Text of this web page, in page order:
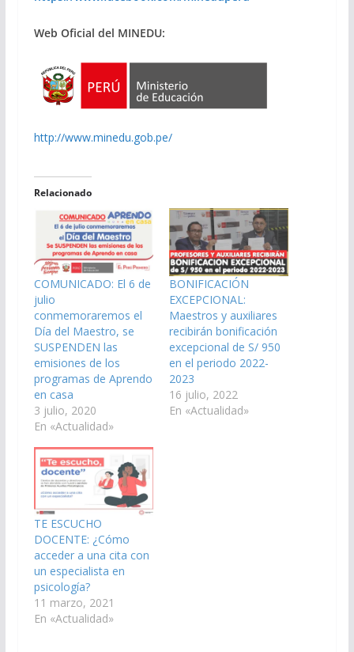
Web Oficial del MINEDU:
http://www.minedu.gob.pe/
Relacionado
COMUNICADO: El 6 de
julio
conmemoraremos el
Día del Maestro, se
SUSPENDEN las
emisiones de los
programas de Aprendo
en casa
3 julio, 2020
En «Actualidad»
BONIFICACIÓN
EXCEPCIONAL:
Maestros y auxiliares
recibirán bonificación
excepcional de S/ 950
en el periodo 2022-
2023
16 julio, 2022
En «Actualidad»
TE ESCUCHO
DOCENTE: ¿Cómo
acceder a una cita con
un especialista en
psicología?
11 marzo, 2021
En «Actualidad»